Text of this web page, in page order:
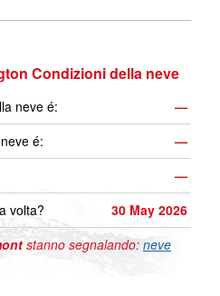
Condizioni della neve
neve é:
—
é:
—
—
volta?
30 May 2026
stanno segnalando: neve